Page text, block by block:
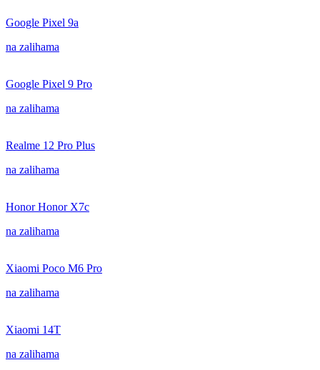
Google Pixel 9a
na zalihama
Google Pixel 9 Pro
na zalihama
Realme 12 Pro Plus
na zalihama
Honor Honor X7c
na zalihama
Xiaomi Poco M6 Pro
na zalihama
Xiaomi 14T
na zalihama